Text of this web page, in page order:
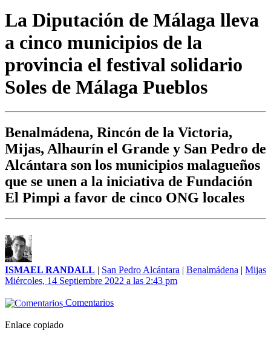
La Diputación de Málaga lleva
a cinco municipios de la
provincia el festival solidario
Soles de Málaga Pueblos
Benalmádena, Rincón de la Victoria,
Mijas, Alhaurín el Grande y San Pedro de
Alcántara son los municipios malagueños
que se unen a la iniciativa de Fundación
El Pimpi a favor de cinco ONG locales
ISMAEL RANDALL | San Pedro Alcántara | Benalmádena | Mijas
Miércoles, 14 Septiembre 2022 a las 2:43 pm
Comentarios
Enlace copiado